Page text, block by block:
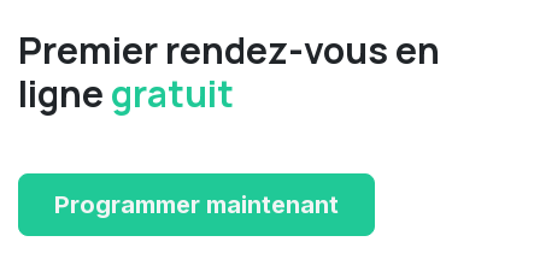
Premier rendez-vous en
lignegratuit
Programmer maintenant